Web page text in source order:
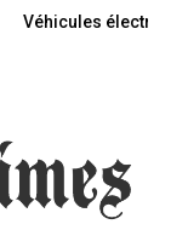
Véhicules